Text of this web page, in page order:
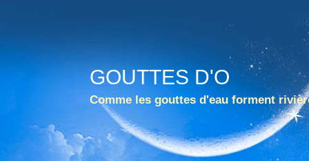
GOUTTES D'O
Comme les gouttes d'eau forment